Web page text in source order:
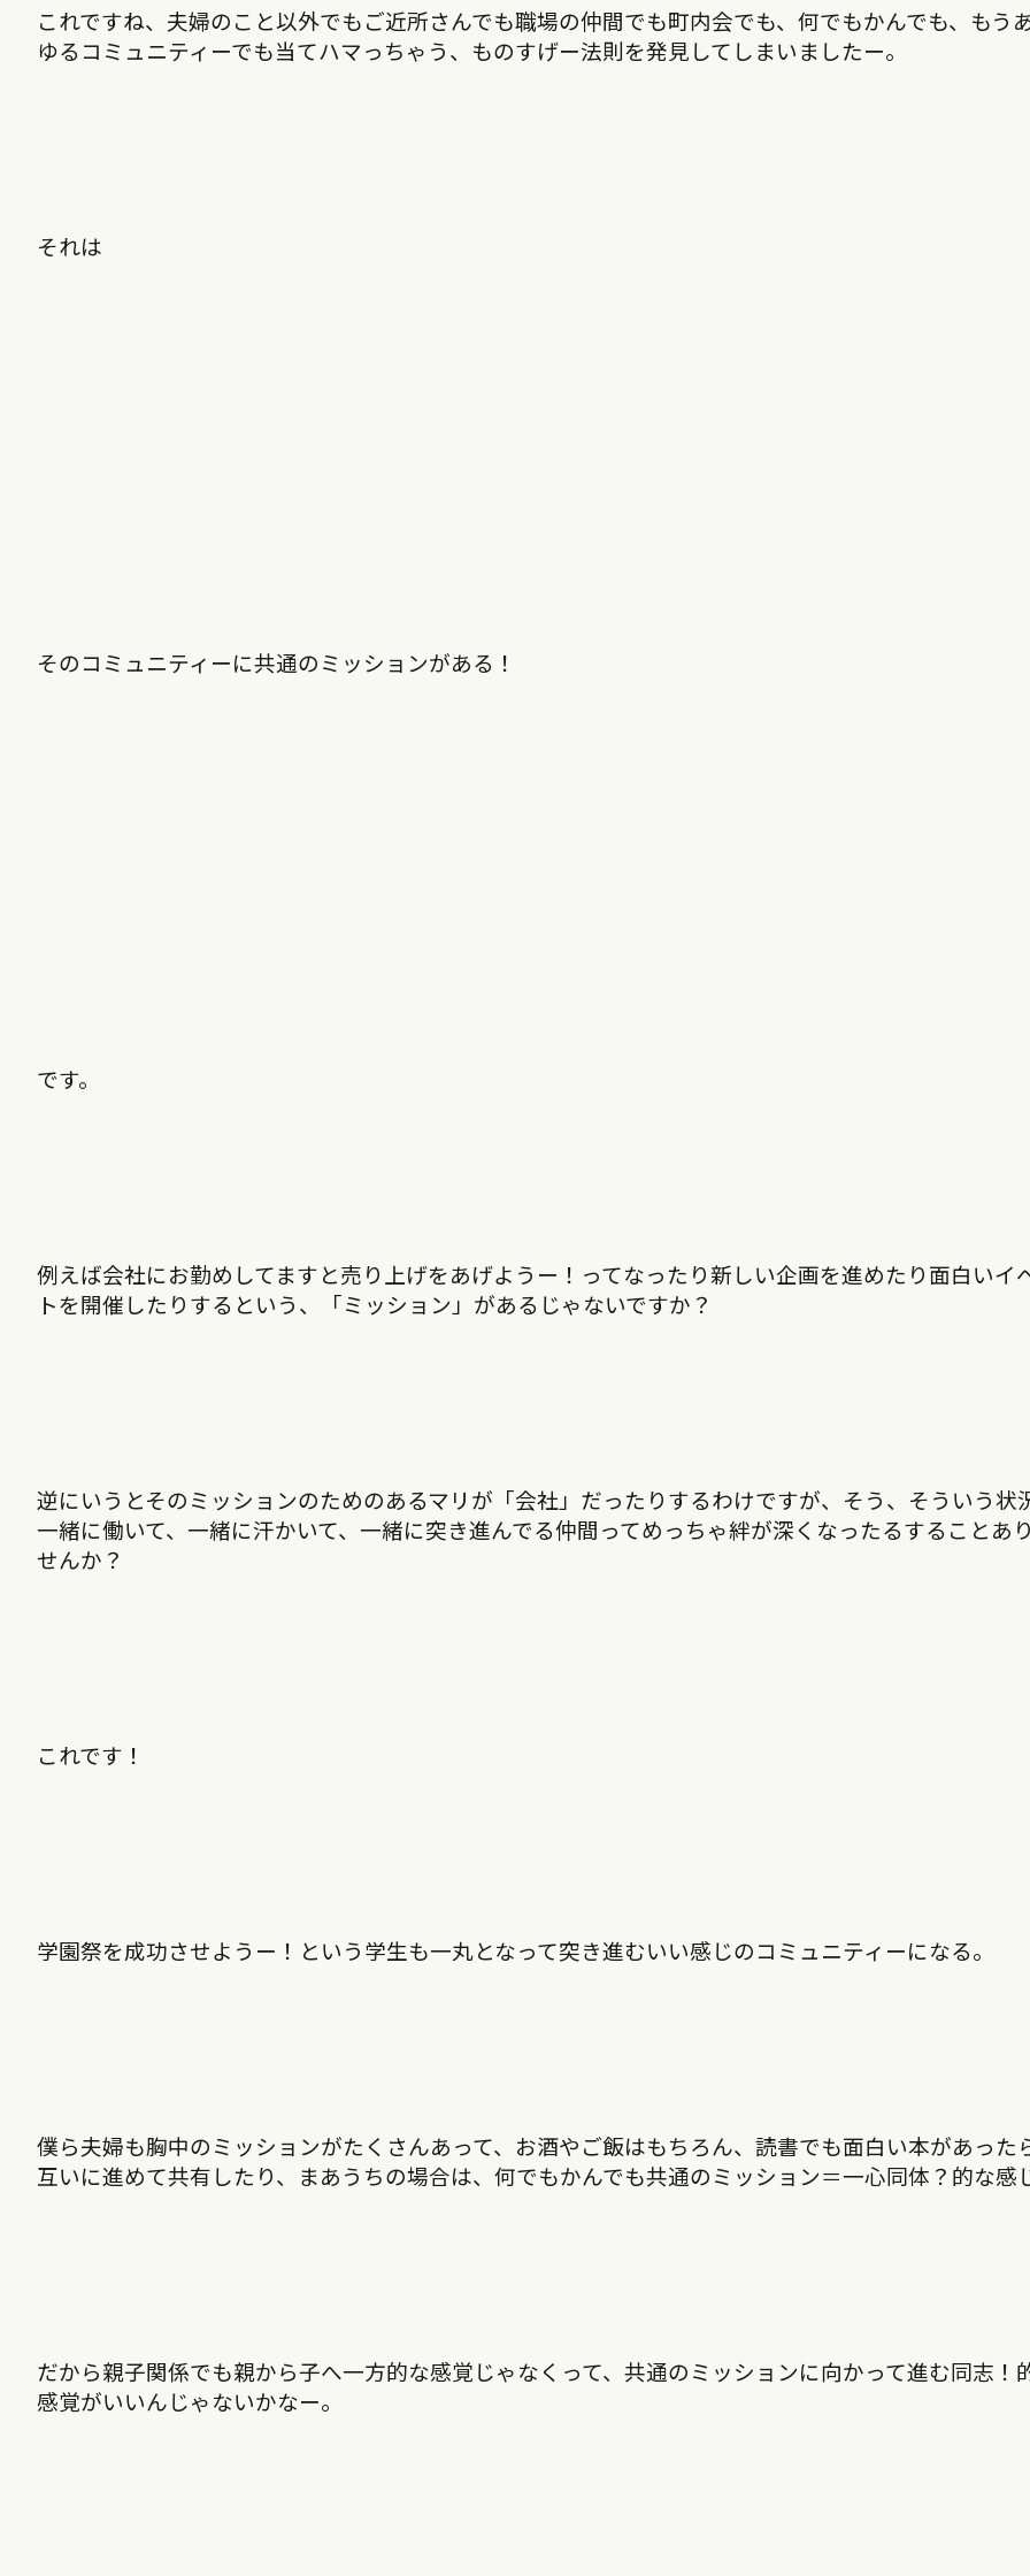
これですね、夫婦のこと以外でもご近所さんでも職場の仲間でも町内会でも、何でもかんでも、もう
ゆるコミュニティーでも当てハマっちゃう、ものすげー法則を発見してしまいましたー。
それは
そのコミュニティーに共通のミッションがある！
です。
例えば会社にお勤めしてますと売り上げをあげようー！ってなったり新しい企画を進めたり面白いイ
トを開催したりするという、「ミッション」があるじゃないですか？
逆にいうとそのミッションのためのあるマリが「会社」だったりするわけですが、そう、そういう状
一緒に働いて、一緒に汗かいて、一緒に突き進んでる仲間ってめっちゃ絆が深くなったるすることあ
せんか？
これです！
学園祭を成功させようー！という学生も一丸となって突き進むいい感じのコミュニティーになる。
僕ら夫婦も胸中のミッションがたくさんあって、お酒やご飯はもちろん、読書でも面白い本があった
互いに進めて共有したり、まあうちの場合は、何でもかんでも共通のミッション＝一心同体？的な感
だから親子関係でも親から子へ一方的な感覚じゃなくって、共通のミッションに向かって進む同志！
感覚がいいんじゃないかなー。